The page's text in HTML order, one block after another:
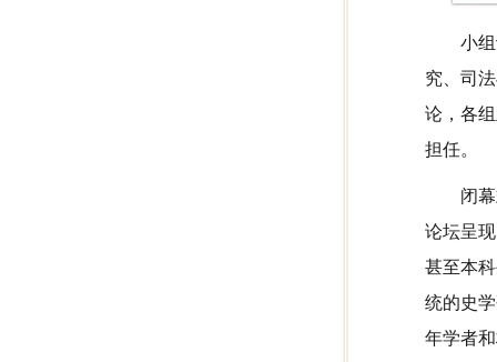
小
究、司
论，各
担任。
闭
论坛呈
甚至本
统的史
年学者